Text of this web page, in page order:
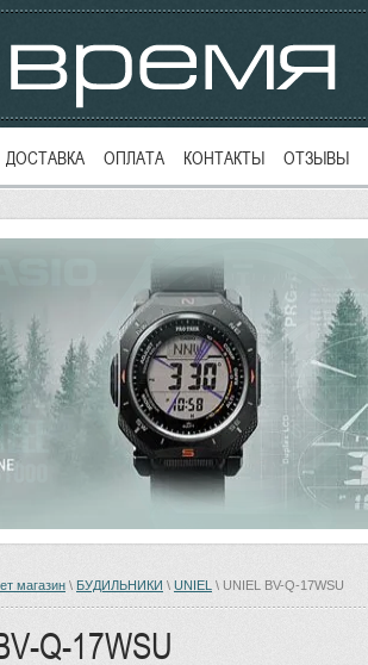
ДОСТАВКА ОПЛАТА КОНТАКТЫ ОТЗЫВЫ
магазин \ БУДИЛЬНИКИ \ UNIEL \ UNIEL BV-Q-17WSU
Q-17WSU